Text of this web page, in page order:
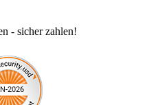
- sicher zahlen!